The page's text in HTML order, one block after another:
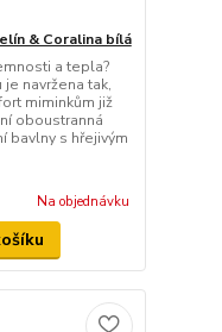
& Coralina bílá
a tepla?
navržena tak,
miminkům již
oboustranná
bavlny s hřejivým
Na objednávku